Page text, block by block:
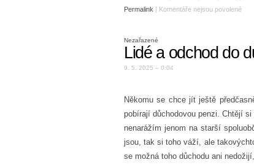
Permalink | Komentáře nejsou povolené
Nezařazené
Lidé a odchod do
9. 5. 2025 – 0:04
Někomu se chce jít ještě
pobírají důchodovou penzi. Chtějí
nenarážím jenom na starší
jsou, tak si toho váží, ale
se možná toho důchodu ani